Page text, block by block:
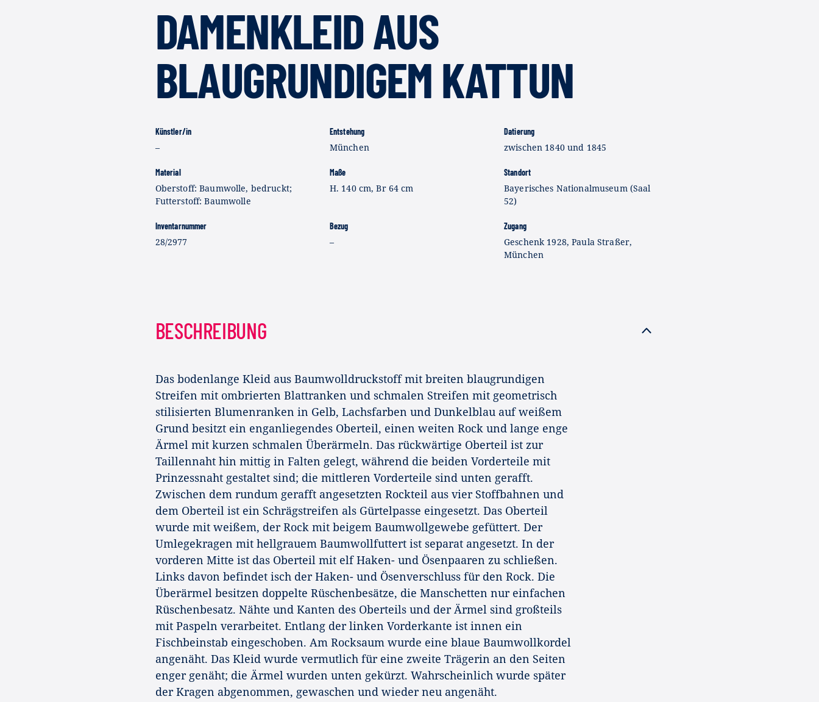
DAMENKLEID AUS
BLAUGRUNDIGEM KATTUN
Künstler/in
–
Entstehung
München
Datierung
zwischen 1840 und 1845
Material
Oberstoff: Baumwolle, bedruckt;
Futterstoff: Baumwolle
Maße
H. 140 cm, Br 64 cm
Standort
Bayerisches Nationalmuseum (Saal
52)
Inventarnummer
28/2977
Bezug
–
Zugang
Geschenk 1928, Paula Straßer,
München
BESCHREIBUNG
Das bodenlange Kleid aus Baumwolldruckstoff mit breiten blaugrundigen
Streifen mit ombrierten Blattranken und schmalen Streifen mit geometrisch
stilisierten Blumenranken in Gelb, Lachsfarben und Dunkelblau auf weißem
Grund besitzt ein enganliegendes Oberteil, einen weiten Rock und lange enge
Ärmel mit kurzen schmalen Überärmeln. Das rückwärtige Oberteil ist zur
Taillennaht hin mittig in Falten gelegt, während die beiden Vorderteile mit
Prinzessnaht gestaltet sind; die mittleren Vorderteile sind unten gerafft.
Zwischen dem rundum gerafft angesetzten Rockteil aus vier Stoffbahnen und
dem Oberteil ist ein Schrägstreifen als Gürtelpasse eingesetzt. Das Oberteil
wurde mit weißem, der Rock mit beigem Baumwollgewebe gefüttert. Der
Umlegekragen mit hellgrauem Baumwollfuttert ist separat angesetzt. In der
vorderen Mitte ist das Oberteil mit elf Haken- und Ösenpaaren zu schließen.
Links davon befindet isch der Haken- und Ösenverschluss für den Rock. Die
Überärmel besitzen doppelte Rüschenbesätze, die Manschetten nur einfachen
Rüschenbesatz. Nähte und Kanten des Oberteils und der Ärmel sind großteils
mit Paspeln verarbeitet. Entlang der linken Vorderkante ist innen ein
Fischbeinstab eingeschoben. Am Rocksaum wurde eine blaue Baumwollkordel
angenäht. Das Kleid wurde vermutlich für eine zweite Trägerin an den Seiten
enger genäht; die Ärmel wurden unten gekürzt. Wahrscheinlich wurde später
der Kragen abgenommen, gewaschen und wieder neu angenäht.